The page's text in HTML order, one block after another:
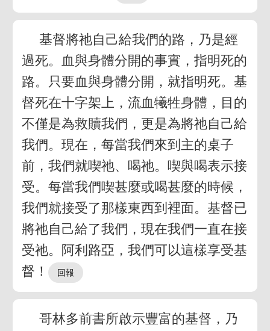
基督將祂自己給我們的路，乃是經
過死。血與身體分開的事實，指明死的
路。只要血與身體分開，就指明死。基
督死在十字架上，流血犧牲身體，目的
不僅是為救贖我們，更是為將祂自己給
我們。現在，每當我們來到主的桌子
前，我們就喫祂、喝祂。喫與喝表示接
受。每當我們喫甚麼或喝甚麼的時候，
我們就接受了那樣東西到裡面。基督已
將祂自己給了我們，現在我們一直在接
受祂。阿利路亞，我們可以這樣享受基
督！
哥林多前書所啟示豐富的基督，乃